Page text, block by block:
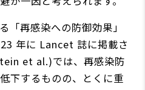
「再感染への防御効果」
年に Lancet 誌に掲載さ
et al.)では、再感染防
下するものの、とくに重